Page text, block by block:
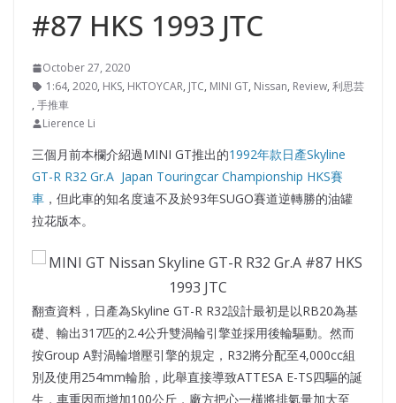
#87 HKS 1993 JTC
October 27, 2020
1:64, 2020, HKS, HKTOYCAR, JTC, MINI GT, Nissan, Review, 利思芸
, 手推車
Lierence Li
三個月前本欄介紹過MINI GT推出的1992年款日產Skyline
GT-R R32 Gr.A Japan Touringcar Championship HKS賽
車 ，但此車的知名度遠不及於93年SUGO賽道逆轉勝的油罐
拉花版本。
翻查資料，日產為Skyline GT-R R32設計最初是以RB20為基
礎、輸出317匹的2.4公升雙渦輪引擎並採用後輪驅動。然而
按Group A對渦輪增壓引擎的規定，R32將分配至4,000cc組
別及使用254mm輪胎，此舉直接導致ATTESA E-TS四驅的誕
生，車重因而增加100公斤，廠方把心一橫將排氣量加大至